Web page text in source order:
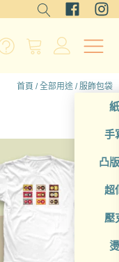
手
凸
超
壓
首頁 /全部用途 / 服飾包袋